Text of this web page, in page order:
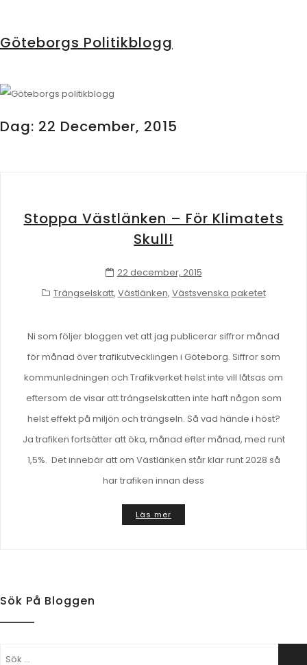
Göteborgs Politikblogg
Dag: 22 December, 2015
Stoppa Västlänken – För Klimatets
Skull!
22 december, 2015
Trängselskatt, Västlänken, Västsvenska paketet
Ni som följer bloggen vet att jag publicerar siffror månad
för månad över trafikutvecklingen i Göteborg. Siffror som
kommunledningen och Trafikverket helst inte vill låtsas om
eftersom de visar att trängselskatten inte haft någon som
helst effekt på miljön och trängseln. Så vad hände i höst?
Ja trafiken fortsätter att öka, månad efter månad, med runt
1,5%. Det innebär att om Västlänken står klar runt 2028 så
har trafiken innan dess
Läs mer
Sök På Bloggen
Sök